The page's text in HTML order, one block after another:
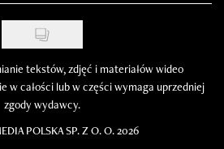
tekstów, zdjęć i materiałów wideo
w całości lub w części wymaga uprzedniej
zgody wydawcy.
POLSKA SP. Z O. O. 2026